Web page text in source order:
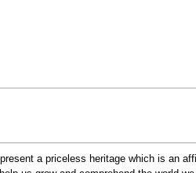
a priceless heritage which is an